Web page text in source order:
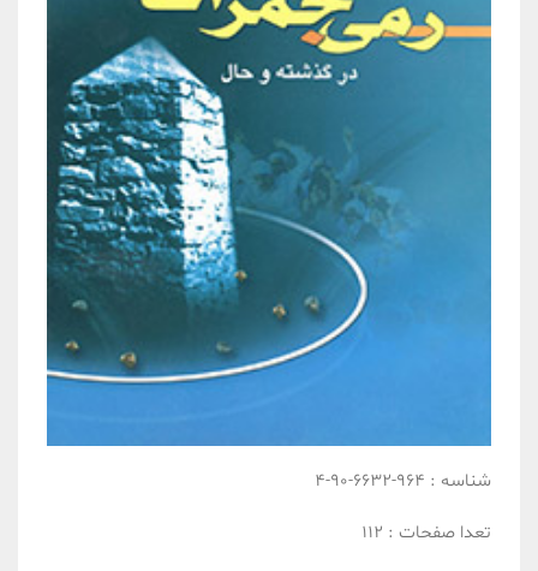
شناسه : 964-6632-90-4
تعدا صفحات : 112